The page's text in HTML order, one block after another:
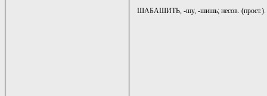
ШАБАШИТЬ, -шу, -шишь; несов. (прост.).